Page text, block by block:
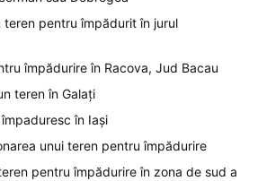
teren pentru împădurit în jurul
împădurire în Racova, Jud Bacau
teren în Galați
în Iași
unui teren pentru împădurire
pentru împădurire în zona de sud a